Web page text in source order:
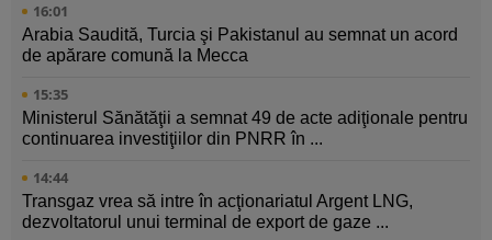
16:01
Arabia Saudită, Turcia şi Pakistanul au semnat un acord
de apărare comună la Mecca
15:35
Ministerul Sănătăţii a semnat 49 de acte adiţionale pentru
continuarea investiţiilor din PNRR în ...
14:44
Transgaz vrea să intre în acţionariatul Argent LNG,
dezvoltatorul unui terminal de export de gaze ...